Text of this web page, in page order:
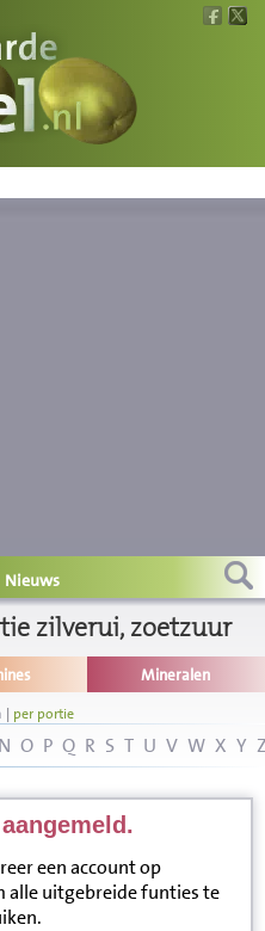
Nieuws
zilverui, zoetzuur
Mineralen
| per portie
N O P Q R S T U V W X Y
een account op
alle uitgebreide funties te